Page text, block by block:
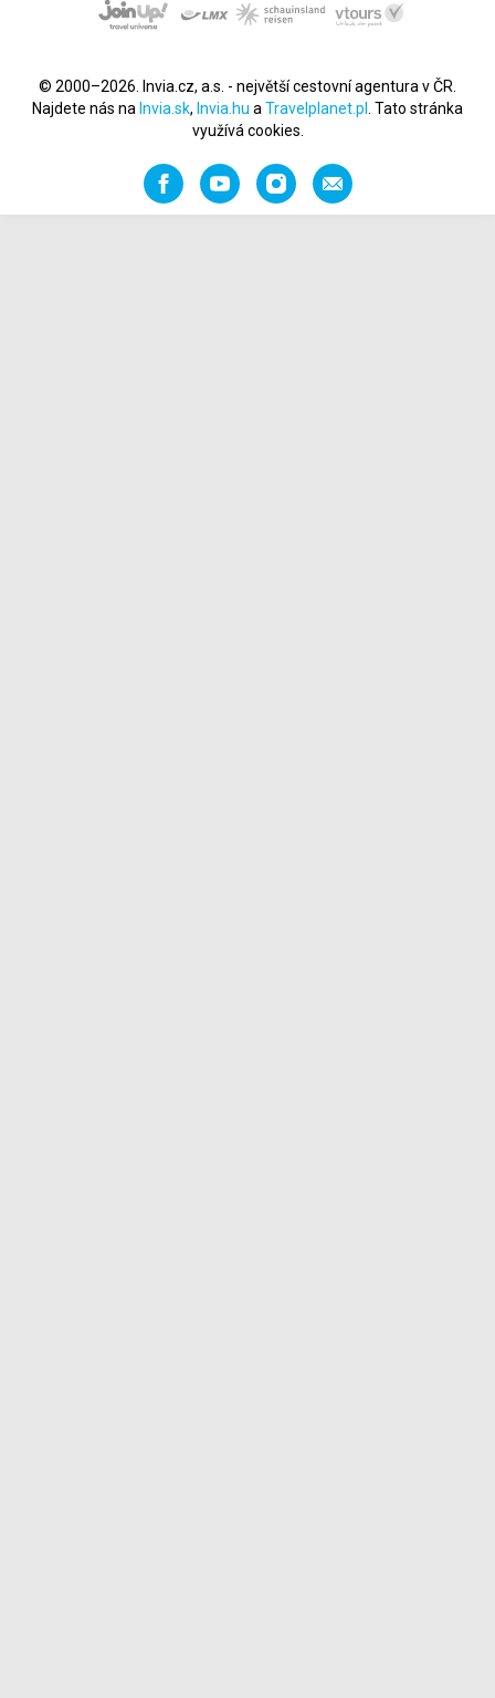
© 2000–2026. Invia.cz, a.s. - největší cestovní agentura v ČR.
Najdete nás na Invia.sk, Invia.hu a Travelplanet.pl
. Tato stránka
využívá cookies.
FacebookYouTubeInstagramNapište
nám